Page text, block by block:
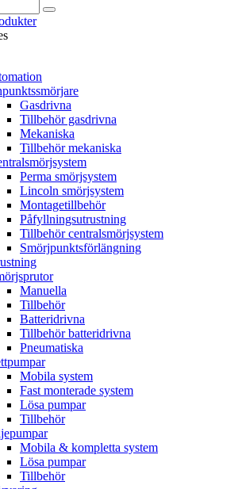
Gasdrivna
Tillbehör gasdrivna
Mekaniska
Tillbehör mekaniska
Perma smörjsystem
Lincoln smörjsystem
Montagetillbehör
Påfyllningsutrustning
Tillbehör centralsmörjsystem
Smörjpunktsförlängning
Manuella
Tillbehör
Batteridrivna
Tillbehör batteridrivna
Pneumatiska
Mobila system
Fast monterade system
Lösa pumpar
Tillbehör
Mobila & kompletta system
Lösa pumpar
Tillbehör